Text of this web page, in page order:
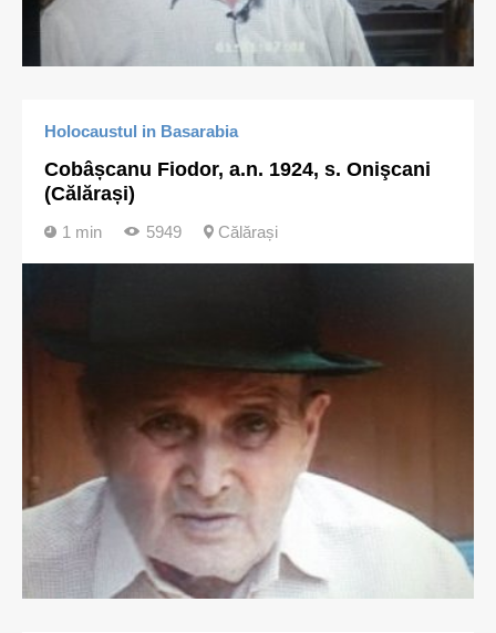
Holocaustul in Basarabia
Cobâșcanu Fiodor, a.n. 1924, s. Onişcani
(Călărași)
1 min 5949 Călărași